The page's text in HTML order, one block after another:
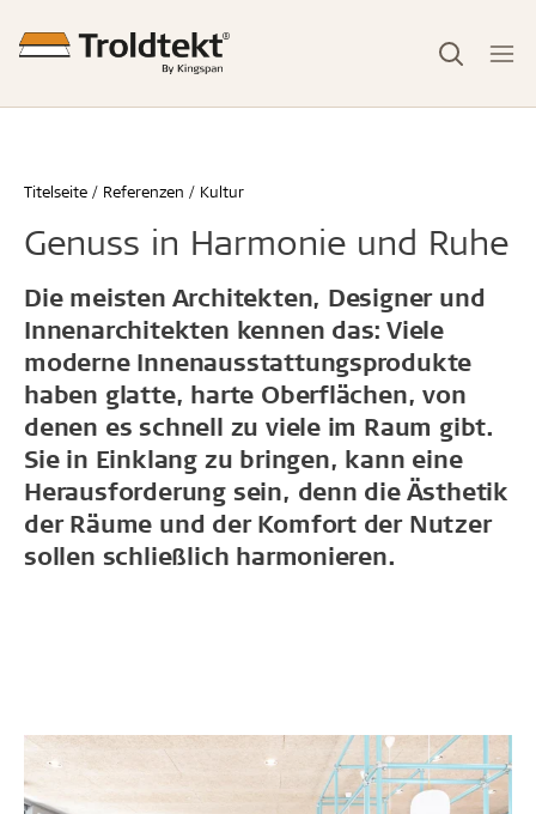
Titelseite Referenzen Kultur
Genuss in Harmonie und Ruhe
Die meisten Architekten, Designer und
Innenarchitekten kennen das: Viele
moderne Innenausstattungsprodukte
haben glatte, harte Oberflächen, von
denen es schnell zu viele im Raum gibt.
Sie in Einklang zu bringen, kann eine
Herausforderung sein, denn die Ästhetik
der Räume und der Komfort der Nutzer
sollen schließlich harmonieren.